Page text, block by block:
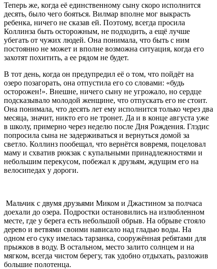
Теперь же, когда её единственному сыну скоро исполнится
десять, было чего бояться. Вилмар вполне мог выкрасть
ребенка, ничего не сказав ей. Поэтому, всегда просила
Коллинза быть осторожным, не подходить, а ещё лучше
убегать от чужих людей. Она понимала, что быть с ним
постоянно не может и вполне возможна ситуация, когда его
захотят похитить, а ее рядом не будет.
В тот день, когда он предупредил её о том, что пойдёт на
озеро позагорать, она отпустила его со словами: «будь
осторожен!». Внешне, ничего сыну не угрожало, но сердце
подсказывало молодой женщине, что отпускать его не стоит.
Она понимала, что десять лет ему исполнится только через два
месяца, значит, никто его не тронет. Да и в конце августа уже
в школу, примерно через неделю после Дня Рождения. Глэдис
попросила сына не задерживаться и вернуться домой за
светло. Коллинз пообещал, что вернётся вовремя, поцеловал
маму и схватив рюкзак с купальными принадлежностями и
небольшим перекусом, побежал к друзьям, ждущим его на
велосипедах у дороги.
Мальчик с двумя друзьями Миком и Джастином за полчаса
доехали до озера. Подростки остановились на излюбленном
месте, где у берега есть небольшой обрыв. На обрыве стояло
дерево и ветвями своими нависало над гладью воды. На
одном его суку имелась тарзанка, сооружённая ребятами для
прыжков в воду. В остальном, место залито солнцем и на
мягком, всегда чистом берегу, так удобно отдыхать, разложив
большие полотенца.